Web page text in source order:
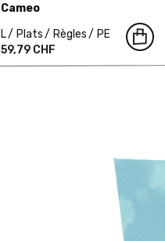
Cameo
L
Plats Règles
PE
59,79 CHF